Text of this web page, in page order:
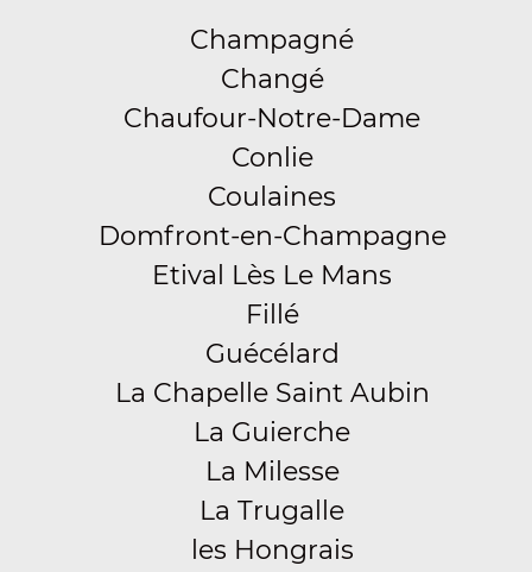
Champagné
Changé
Chaufour-Notre-Dame
Conlie
Coulaines
Domfront-en-Champagne
Etival Lès Le Mans
Fillé
Guécélard
La Chapelle Saint Aubin
La Guierche
La Milesse
La Trugalle
les Hongrais